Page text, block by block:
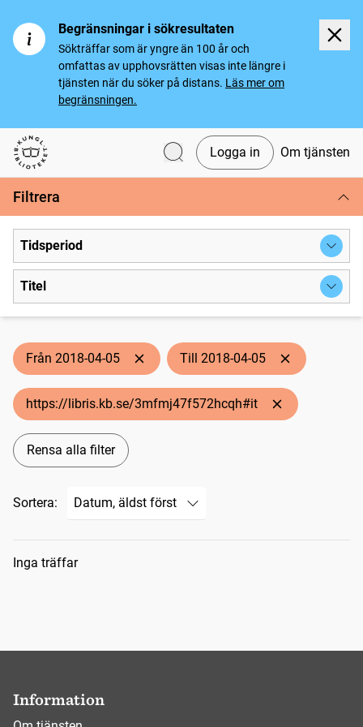
Begränsningar i sökresultaten
Sökträffar som är yngre än 100 år och
omfattas av upphovsrätten visas inte längre i
tjänsten när du söker på distans. Läs mer om
begränsningen.
Svenska tidningar
Logga in Om tjänsten
Filtrera
Tidsperiod
Titel
Från 2018-04-05 Till 2018-04-05
https://libris.kb.se/3mfmj47f572hcqh#it
Rensa alla filter
Sortera:
Sökresultat
Inga träffar
Information